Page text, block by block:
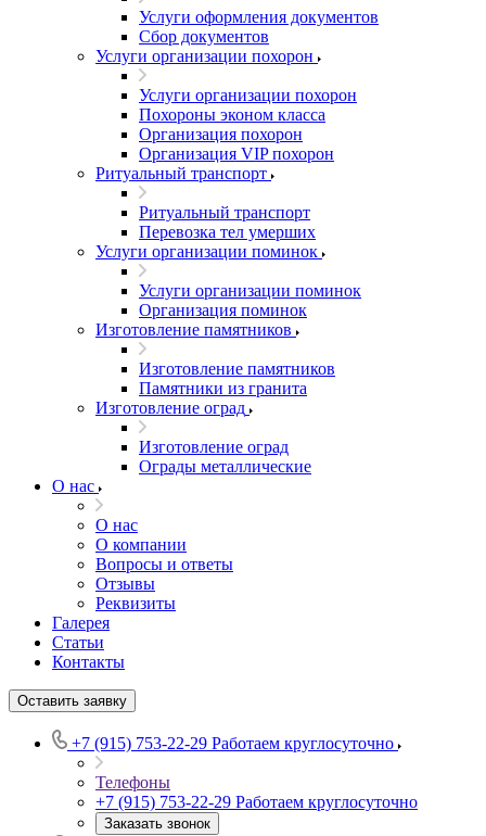
Услуги оформления документов
Сбор документов
Услуги организации похорон
Услуги организации похорон
Похороны эконом класса
Организация похорон
Организация VIP похорон
Ритуальный транспорт
Ритуальный транспорт
Перевозка тел умерших
Услуги организации поминок
Услуги организации поминок
Организация поминок
Изготовление памятников
Изготовление памятников
Памятники из гранита
Изготовление оград
Изготовление оград
Ограды металлические
О нас
О нас
О компании
Вопросы и ответы
Отзывы
Реквизиты
Галерея
Статьи
Контакты
Оставить заявку
+7 (915) 753-22-29 Работаем круглосуточно
Телефоны
+7 (915) 753-22-29 Работаем круглосуточно
Заказать звонок